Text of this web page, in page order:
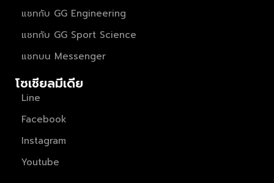
แชทกับ GG Engineering
แชทกับ GG Sport Science
แชทบน Messenger
โซเชียลมีเดีย
Line
Facebook
Instagram
Youtube